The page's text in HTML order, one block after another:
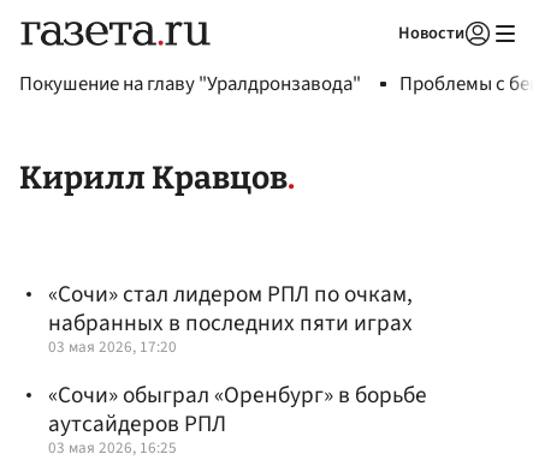
Новости
Покушение на главу "Уралдронзавода" Проблемы с
Кирилл Кравцов
«Сочи» стал лидером РПЛ по очкам,
набранных в последних пяти играх
03 мая 2026, 17:20
«Сочи» обыграл «Оренбург» в борьбе
аутсайдеров РПЛ
03 мая 2026, 16:25